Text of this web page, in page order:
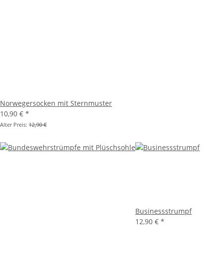
Norwegersocken mit Sternmuster
10,90 € *
Alter Preis: 12,90 €
Businessstrumpf
12,90 € *